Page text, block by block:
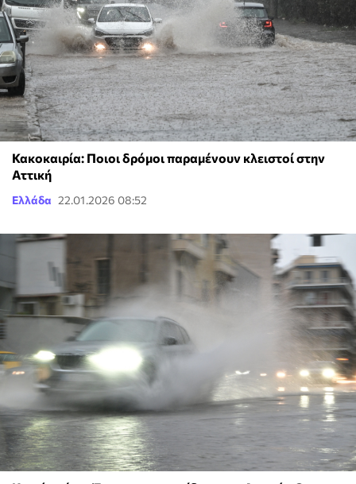
Κακοκαιρία: Ποιοι δρόμοι παραμένουν κλειστοί στην
Αττική
Ελλάδα 22.01.2026 08:52